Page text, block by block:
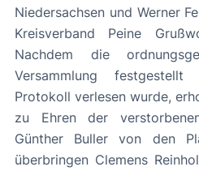
Niedersachsen und Werner
Kreisverband Peine
Nachdem die
Versammlung
Protokoll verlesen wurde,
zu Ehren der
Günther Buller von den Plätzen.
überbringen Clemens